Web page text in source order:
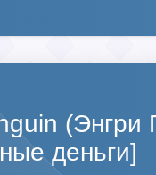
деньги]